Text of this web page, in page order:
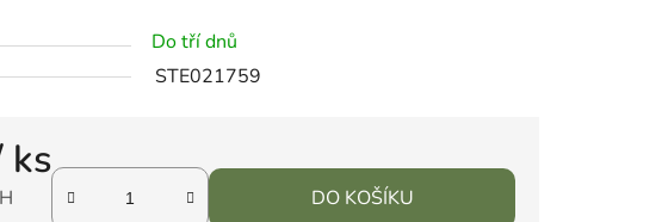
Do tří dnů
STE021759
ks
DO KOŠÍKU